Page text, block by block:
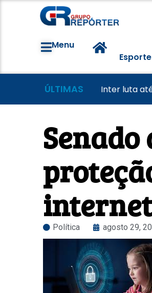
Menu
ÚLTIMAS Morador
Lei Maria
Inter luta
internet
Política agosto 29,